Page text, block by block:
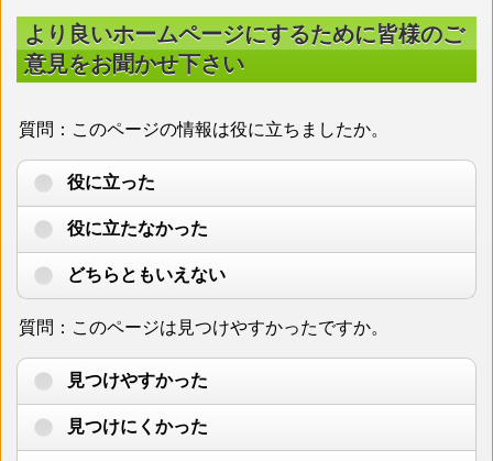
より良いホームページにするために皆様のご
意見をお聞かせ下さい
質問：このページの情報は役に立ちましたか。
役に立った
役に立たなかった
どちらともいえない
質問：このページは見つけやすかったですか。
見つけやすかった
見つけにくかった